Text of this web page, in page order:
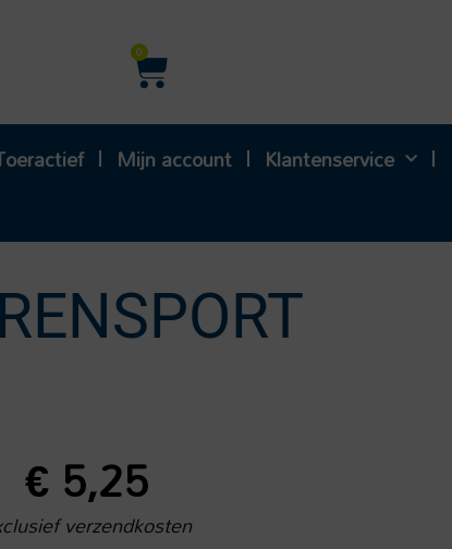
0
Winkelwagen
Mijn account
Klantenservice
€5,25
verzendkosten